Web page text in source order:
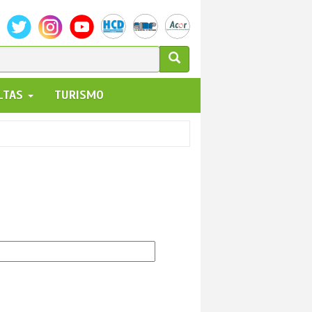
TURISMO